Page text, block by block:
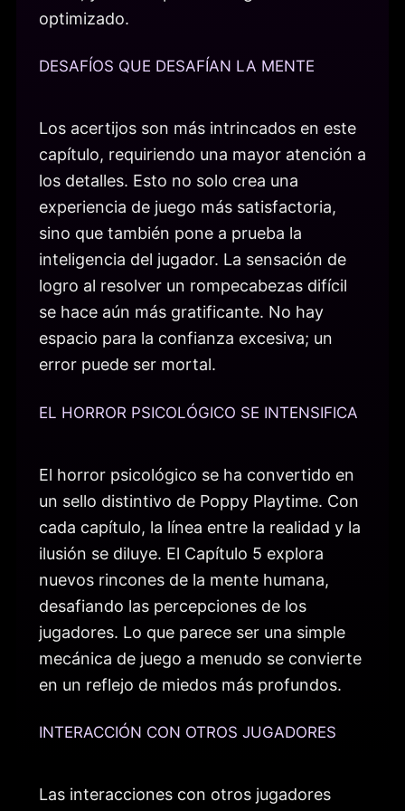
optimizado.
DESAFÍOS QUE DESAFÍAN LA MENTE
Los acertijos son más intrincados en este
capítulo, requiriendo una mayor atención a
los detalles. Esto no solo crea una
experiencia de juego más satisfactoria,
sino que también pone a prueba la
inteligencia del jugador. La sensación de
logro al resolver un rompecabezas difícil
se hace aún más gratificante. No hay
espacio para la confianza excesiva; un
error puede ser mortal.
EL HORROR PSICOLÓGICO SE INTENSIFICA
El horror psicológico se ha convertido en
un sello distintivo de Poppy Playtime. Con
cada capítulo, la línea entre la realidad y la
ilusión se diluye. El Capítulo 5 explora
nuevos rincones de la mente humana,
desafiando las percepciones de los
jugadores. Lo que parece ser una simple
mecánica de juego a menudo se convierte
en un reflejo de miedos más profundos.
INTERACCIÓN CON OTROS JUGADORES
Las interacciones con otros jugadores